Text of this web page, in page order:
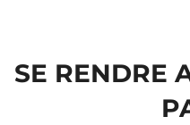
SE RENDRE